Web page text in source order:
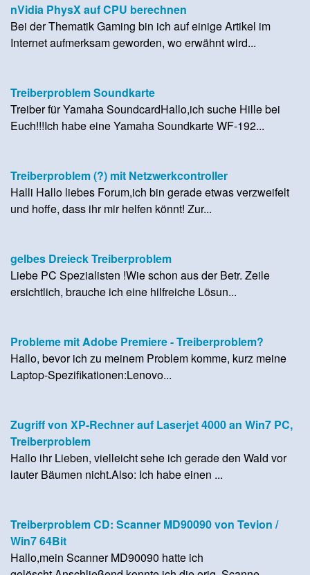
nVidia PhysX auf CPU berechnen
Bei der Thematik Gaming bin ich auf einige Artikel im
Internet aufmerksam geworden, wo erwähnt wird...
Treiberproblem Soundkarte
Treiber für Yamaha SoundcardHallo,ich suche Hille bei
Euch!!!Ich habe eine Yamaha Soundkarte WF-192...
Treiberproblem (?) mit Netzwerkcontroller
Halli Hallo liebes Forum,ich bin gerade etwas verzweifelt
und hoffe, dass ihr mir helfen könnt! Zur...
gelbes Dreieck Treiberproblem
Liebe PC Spezialisten !Wie schon aus der Betr. Zeile
ersichtlich, brauche ich eine hilfreiche Lösun...
Probleme mit Adobe Premiere - Treiberproblem?
Hallo, bevor ich zu meinem Problem komme, kurz meine
Laptop-Spezifikationen:Lenovo...
Zugriff von XP-Rechner auf Laserjet 4000 an Win7 PC,
Treiberproblem
Hallo ihr Lieben, vielleicht sehe ich gerade den Wald vor
lauter Bäumen nicht.Also: Ich habe einen ...
Treiberproblem CD: Scanner MD90090 von Tevion /
Win7 64Bit
Hallo,mein Scanner MD90090 hatte ich